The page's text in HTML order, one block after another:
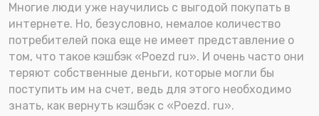
Многие люди уже научились с выгодой покупать в
интернете. Но, безусловно, немалое количество
потребителей пока еще не имеет представление о
том, что такое кэшбэк «Poezd ru». И очень часто они
теряют собственные деньги, которые могли бы
поступить им на счет, ведь для этого необходимо
знать, как вернуть кэшбэк с «Poezd. ru».